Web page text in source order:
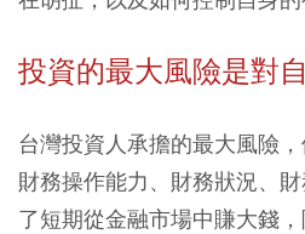
投資的最大風險是對
台灣投資人承擔的最大風險
財務操作能力、財務狀況、
了短期從金融市場中賺大錢